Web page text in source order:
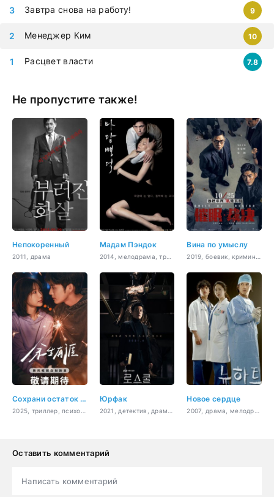
Расцвет власти 7.8
Менеджер Ким 10
Завтра снова на работу! 9
Не пропустите также!
Непокоренный
2011, драма
Мадам Пэндок
2014, мелодрама, триллер
Вина по умыслу
Сохрани остаток своей жизни Юрфак Новое сердце
Оставить комментарий
Написать комментарий